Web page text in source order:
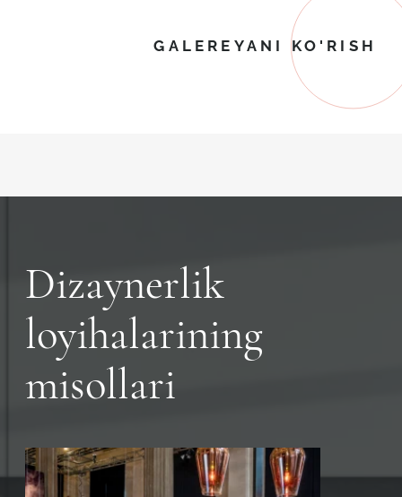
GALEREYANI KO'RISH
Dizaynerlik
loyihalarining
misollari